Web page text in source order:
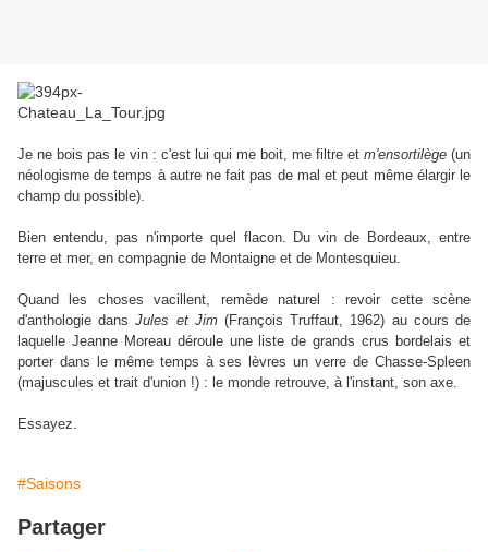
Je ne bois pas le vin : c'est lui qui me boit, me filtre et m'ensortilège (un
néologisme de temps à autre ne fait pas de mal et peut même élargir le
champ du possible).
Bien entendu, pas n'importe quel flacon. Du vin de Bordeaux, entre
terre et mer, en compagnie de Montaigne et de Montesquieu.
Quand les choses vacillent, remède naturel : revoir cette scène
d'anthologie dansJules et Jim(François Truffaut, 1962) au cours de
laquelle Jeanne Moreau déroule une liste de grands crus bordelais et
porter dans le même temps à ses lèvres un verre de Chasse-Spleen
(majuscules et trait d'union !) : le monde retrouve, à l'instant, son axe.
Essayez.
#Saisons
Partager